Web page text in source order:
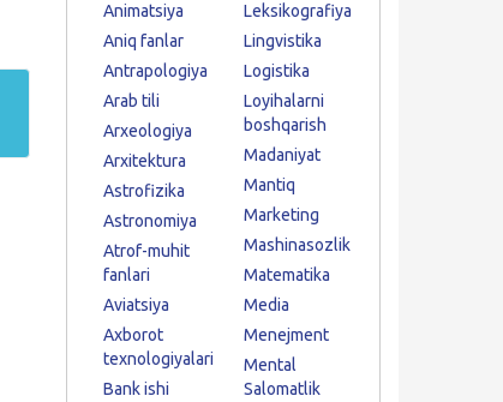
Animatsiya
Aniq fanlar
Antrapologiya
Arab tili
Arxeologiya
Arxitektura
Astrofizika
Astronomiya
Atrof-muhit
fanlari
Aviatsiya
Axborot
texnologiyalari
Bank ishi
Leksikografiya
Lingvistika
Logistika
Loyihalarni
boshqarish
Madaniyat
Mantiq
Marketing
Mashinasozlik
Matematika
Media
Menejment
Mental
Salomatlik